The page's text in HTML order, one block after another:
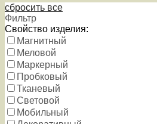
сбросить все
Фильтр
Свойство изделия:
Магнитный
Меловой
Маркерный
Пробковый
Тканевый
Световой
Мобильный